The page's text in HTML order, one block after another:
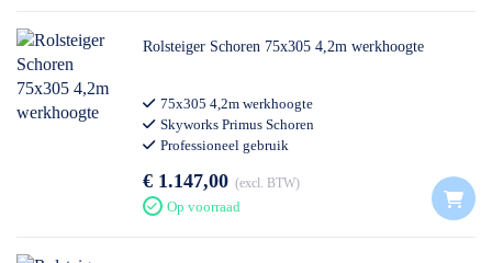
Rolsteiger Schoren 75x305 4,2m werkhoogte
75x305 4,2m werkhoogte
Skyworks Primus Schoren
Professioneel gebruik
€ 1.147,00 excl. BTW
Op voorraad